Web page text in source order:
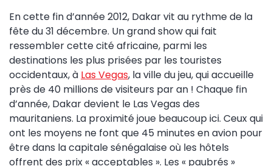
En cette fin d’année 2012, Dakar vit au rythme de la
fête du 31 décembre. Un grand show qui fait
ressembler cette cité africaine, parmi les
destinations les plus prisées par les touristes
occidentaux, à Las Vegas, la ville du jeu, qui accueille
près de 40 millions de visiteurs par an ! Chaque fin
d’année, Dakar devient le Las Vegas des
mauritaniens. La proximité joue beaucoup ici. Ceux qui
ont les moyens ne font que 45 minutes en avion pour
être dans la capitale sénégalaise où les hôtels
offrent des prix « acceptables ». Les « paubrés »